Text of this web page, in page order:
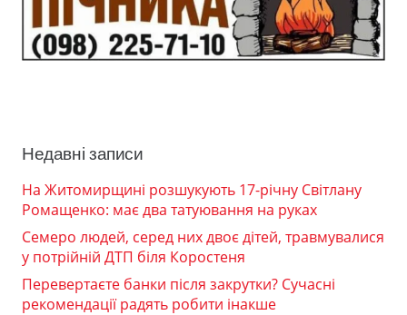
Недавні записи
На Житомирщині розшукують 17-річну Світлану
Ромащенко: має два татуювання на руках
Семеро людей, серед них двоє дітей, травмувалися
у потрійній ДТП біля Коростеня
Перевертаєте банки після закрутки? Сучасні
рекомендації радять робити інакше